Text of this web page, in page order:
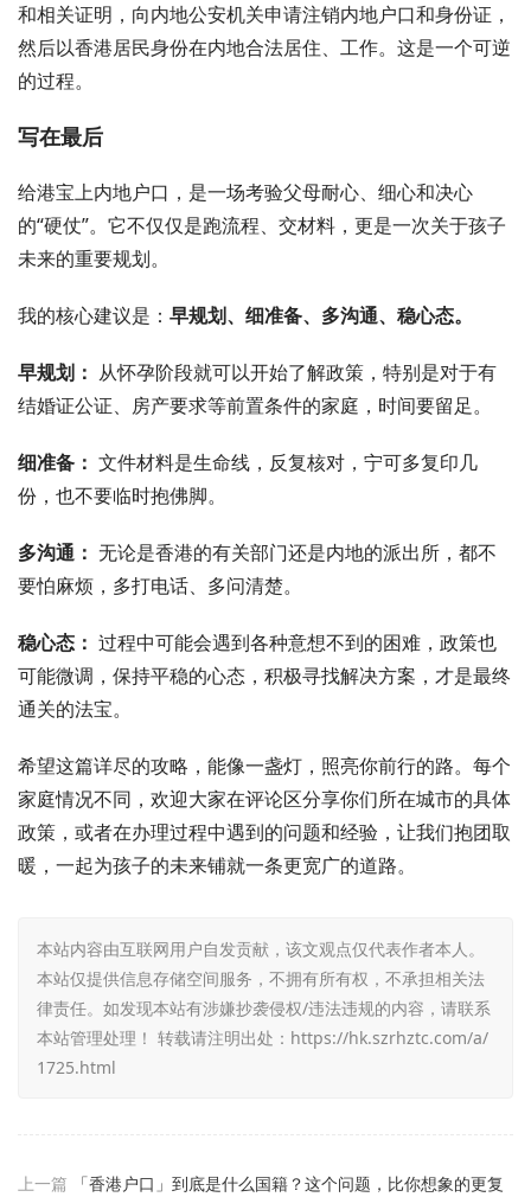
和相关证明，向内地公安机关申请注销内地户口和身份证，
然后以香港居民身份在内地合法居住、工作。这是一个可逆
的过程。
写在最后
给港宝上内地户口，是一场考验父母耐心、细心和决心
的“硬仗”。它不仅仅是跑流程、交材料，更是一次关于孩子
未来的重要规划。
我的核心建议是： 早规划、细准备、多沟通、稳心态。
早规划： 从怀孕阶段就可以开始了解政策，特别是对于有
结婚证公证、房产要求等前置条件的家庭，时间要留足。
细准备： 文件材料是生命线，反复核对，宁可多复印几
份，也不要临时抱佛脚。
多沟通： 无论是香港的有关部门还是内地的派出所，都不
要怕麻烦，多打电话、多问清楚。
稳心态： 过程中可能会遇到各种意想不到的困难，政策也
可能微调，保持平稳的心态，积极寻找解决方案，才是最终
通关的法宝。
希望这篇详尽的攻略，能像一盏灯，照亮你前行的路。每个
家庭情况不同，欢迎大家在评论区分享你们所在城市的具体
政策，或者在办理过程中遇到的问题和经验，让我们抱团取
暖，一起为孩子的未来铺就一条更宽广的道路。
本站内容由互联网用户自发贡献，该文观点仅代表作者本人。
本站仅提供信息存储空间服务，不拥有所有权，不承担相关法
律责任。如发现本站有涉嫌抄袭侵权/违法违规的内容，请联系
本站管理处理！ 转载请注明出处： https://hk.szrhztc.com/a/
1725.html
上一篇
「香港户口」到底是什么国籍？这个问题，比你想象的更复